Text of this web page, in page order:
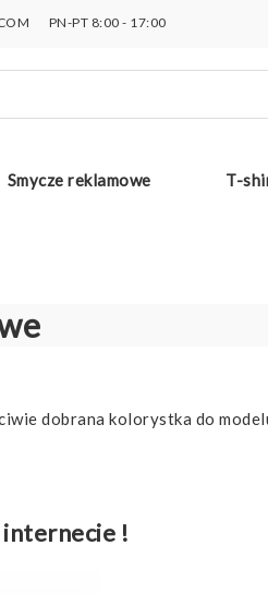
PN-PT 8:00 - 17:00
Smycze reklamowe T-
dobrana kolorystka do
!